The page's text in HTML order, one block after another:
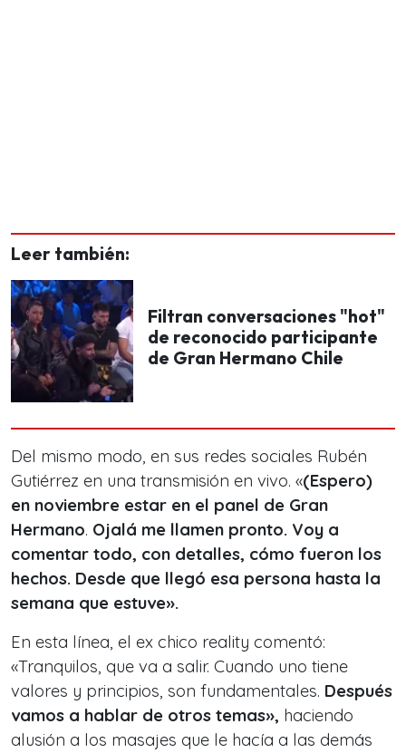
Leer también:
Filtran conversaciones "hot"
de reconocido participante
de Gran Hermano Chile
Del mismo modo, en sus redes sociales Rubén
Gutiérrez en una transmisión en vivo. «(Espero)
en noviembre estar en el panel de Gran
Hermano. Ojalá me llamen pronto. Voy a
comentar todo, con detalles, cómo fueron los
hechos. Desde que llegó esa persona hasta la
semana que estuve».
En esta línea, el ex chico reality comentó:
«Tranquilos, que va a salir. Cuando uno tiene
valores y principios, son fundamentales. Después
vamos a hablar de otros temas», haciendo
alusión a los masajes que le hacía a las demás